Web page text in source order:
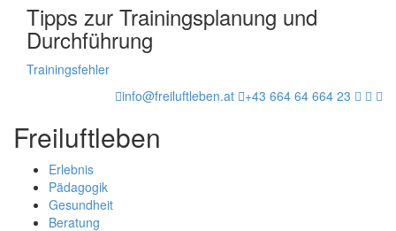
Tipps zur Trainingsplanung und
Durchführung
Trainingsfehler
info@freiluftleben.at
+43 664 64 664 23
Freiluftleben
Erlebnis
Pädagogik
Gesundheit
Beratung